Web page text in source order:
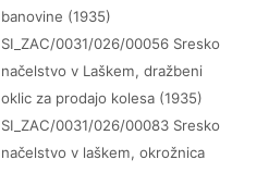
banovine (1935)
SI_ZAC/0031/026/00056 Sresko
načelstvo v Laškem, dražbeni
oklic za prodajo kolesa (1935)
SI_ZAC/0031/026/00083 Sresko
načelstvo v laškem, okrožnica